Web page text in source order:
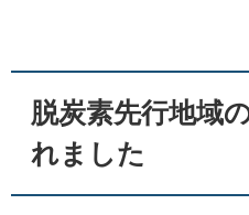
脱炭素先行地域
れました